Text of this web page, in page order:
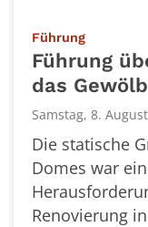
Führung:
Führung
das
Samstag, 8.
Die statische
Domes war
Renovierung